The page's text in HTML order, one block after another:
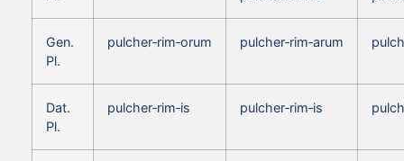
Gen.
Pl.
pulcher‑rim‑orum pulcher‑rim‑arum
Dat.
Pl.
pulcher‑rim‑is pulcher‑rim‑is